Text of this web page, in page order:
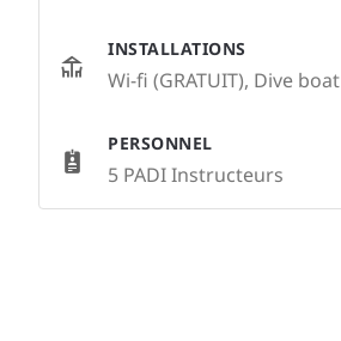
INSTALLATIONS
Wi-fi (GRATUIT), Dive boat
PERSONNEL
5 PADI Instructeurs